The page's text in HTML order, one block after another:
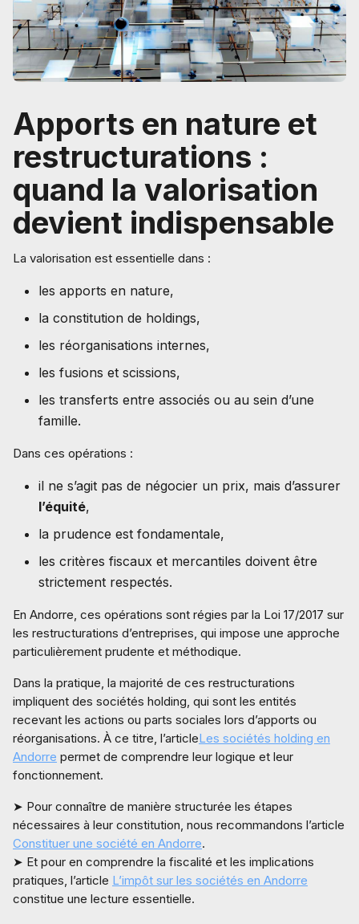
Apports en nature et
restructurations :
quand la valorisation
devient indispensable
La valorisation est essentielle dans :
les apports en nature,
la constitution de holdings,
les réorganisations internes,
les fusions et scissions,
les transferts entre associés ou au sein d’une
famille.
Dans ces opérations :
il ne s’agit pas de négocier un prix, mais d’assurer
l’équité,
la prudence est fondamentale,
les critères fiscaux et mercantiles doivent être
strictement respectés.
En Andorre, ces opérations sont régies par la Loi 17/2017 sur
les restructurations d’entreprises, qui impose une approche
particulièrement prudente et méthodique.
Dans la pratique, la majorité de ces restructurations
impliquent des sociétés holding, qui sont les entités
recevant les actions ou parts sociales lors d’apports ou
réorganisations. À ce titre, l’articleLes sociétés holding en
Andorre permet de comprendre leur logique et leur
fonctionnement.
➤ Pour connaître de manière structurée les étapes
nécessaires à leur constitution, nous recommandons l’article
Constituer une société en Andorre.
➤ Et pour en comprendre la fiscalité et les implications
pratiques, l’article L’impôt sur les sociétés en Andorre
constitue une lecture essentielle.